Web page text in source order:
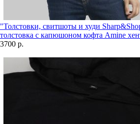
"Толстовки, свитшоты и худи
толстовка с капюшоном кофта Amine
3700 р.